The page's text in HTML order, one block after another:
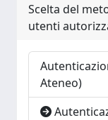
Scelta del
utenti
Ateneo)